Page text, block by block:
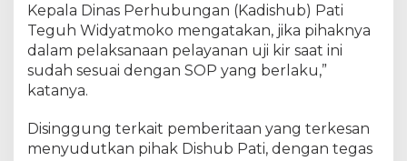
Kepala Dinas Perhubungan (Kadishub) Pati
Teguh Widyatmoko mengatakan, jika pihaknya
dalam pelaksanaan pelayanan uji kir saat ini
sudah sesuai dengan SOP yang berlaku,”
katanya.
Disinggung terkait pemberitaan yang terkesan
menyudutkan pihak Dishub Pati, dengan tegas